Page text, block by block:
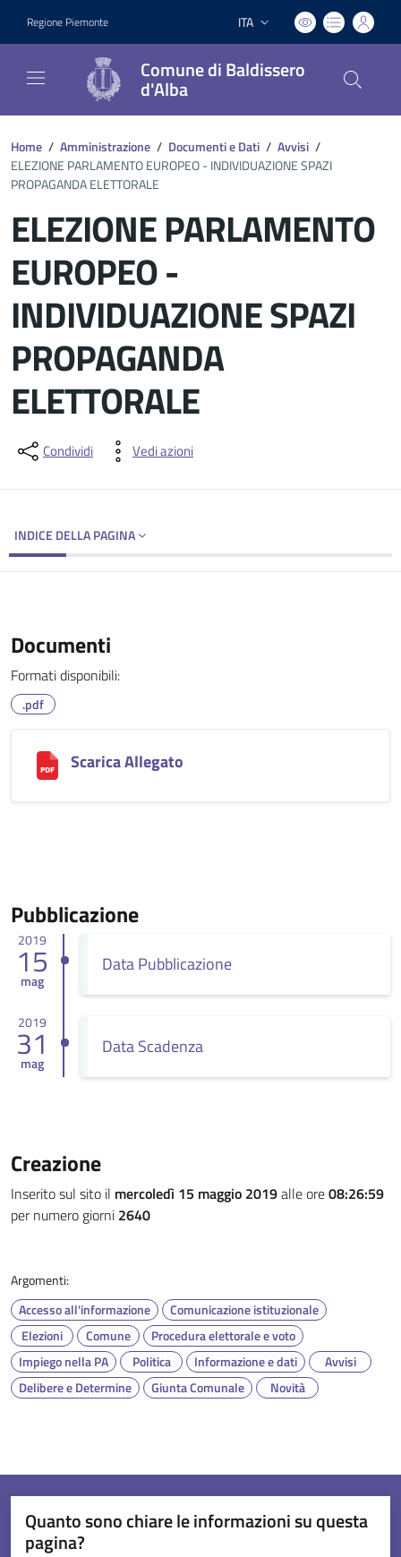
Regione Piemonte Lingua attiva:
ITA
Comune di Baldissero
d'Alba
Home / Amministrazione / Documenti e Dati / Avvisi /
ELEZIONE PARLAMENTO EUROPEO - INDIVIDUAZIONE SPAZI
PROPAGANDA ELETTORALE
ELEZIONE PARLAMENTO
EUROPEO -
INDIVIDUAZIONE SPAZI
PROPAGANDA
ELETTORALE
Dettagli del documento
Condividi Vedi azioni
INDICE DELLA PAGINA
Documenti
Formati disponibili:
.pdf
Scarica Allegato
Pubblicazione
2019
15
mag
Data Pubblicazione
2019
31
mag
Data Scadenza
Creazione
Inserito sul sito il mercoledì 15 maggio 2019alle ore08:26:59
per numero giorni 2640
Argomenti:
Accesso all'informazione
Comunicazione istituzionale
Elezioni
Comune
Procedura elettorale e voto
Impiego nella PA
Politica Informazione e dati
Avvisi
Delibere e Determine
Giunta Comunale Novità
Quanto sono chiare le informazioni su questa
pagina?